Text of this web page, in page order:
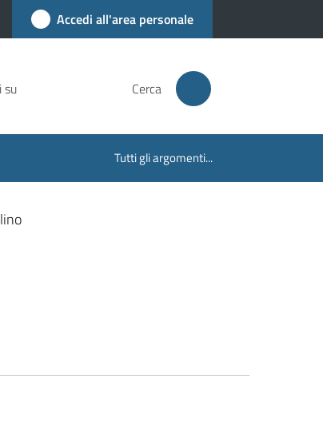
Accedi all'area personale
su Cerca
Tutti gli argomenti...